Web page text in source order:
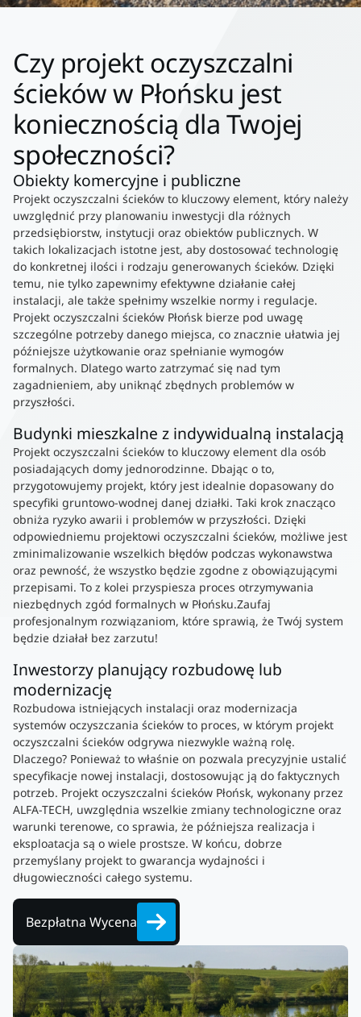
Czy projekt oczyszczalni
ścieków w Płońsku jest
koniecznością dla Twojej
społeczności?
Obiekty komercyjne i publiczne
Projekt oczyszczalni ścieków to kluczowy element, który należy
uwzględnić przy planowaniu inwestycji dla różnych
przedsiębiorstw, instytucji oraz obiektów publicznych. W
takich lokalizacjach istotne jest, aby dostosować technologię
do konkretnej ilości i rodzaju generowanych ścieków. Dzięki
temu, nie tylko zapewnimy efektywne działanie całej
instalacji, ale także spełnimy wszelkie normy i regulacje.
Projekt oczyszczalni ścieków Płońsk bierze pod uwagę
szczególne potrzeby danego miejsca, co znacznie ułatwia jej
późniejsze użytkowanie oraz spełnianie wymogów
formalnych. Dlatego warto zatrzymać się nad tym
zagadnieniem, aby uniknąć zbędnych problemów w
przyszłości.
Budynki mieszkalne z indywidualną instalacją
Projekt oczyszczalni ścieków to kluczowy element dla osób
posiadających domy jednorodzinne. Dbając o to,
przygotowujemy projekt, który jest idealnie dopasowany do
specyfiki gruntowo-wodnej danej działki. Taki krok znacząco
obniża ryzyko awarii i problemów w przyszłości. Dzięki
odpowiedniemu projektowi oczyszczalni ścieków, możliwe jest
zminimalizowanie wszelkich błędów podczas wykonawstwa
oraz pewność, że wszystko będzie zgodne z obowiązującymi
przepisami. To z kolei przyspiesza proces otrzymywania
niezbędnych zgód formalnych w Płońsku.Zaufaj
profesjonalnym rozwiązaniom, które sprawią, że Twój system
będzie działał bez zarzutu!
Inwestorzy planujący rozbudowę lub
modernizację
Rozbudowa istniejących instalacji oraz modernizacja
systemów oczyszczania ścieków to proces, w którym projekt
oczyszczalni ścieków odgrywa niezwykle ważną rolę.
Dlaczego? Ponieważ to właśnie on pozwala precyzyjnie ustalić
specyfikacje nowej instalacji, dostosowując ją do faktycznych
potrzeb. Projekt oczyszczalni ścieków Płońsk, wykonany przez
ALFA-TECH, uwzględnia wszelkie zmiany technologiczne oraz
warunki terenowe, co sprawia, że późniejsza realizacja i
eksploatacja są o wiele prostsze. W końcu, dobrze
przemyślany projekt to gwarancja wydajności i
długowieczności całego systemu.
Bezpłatna Wycena